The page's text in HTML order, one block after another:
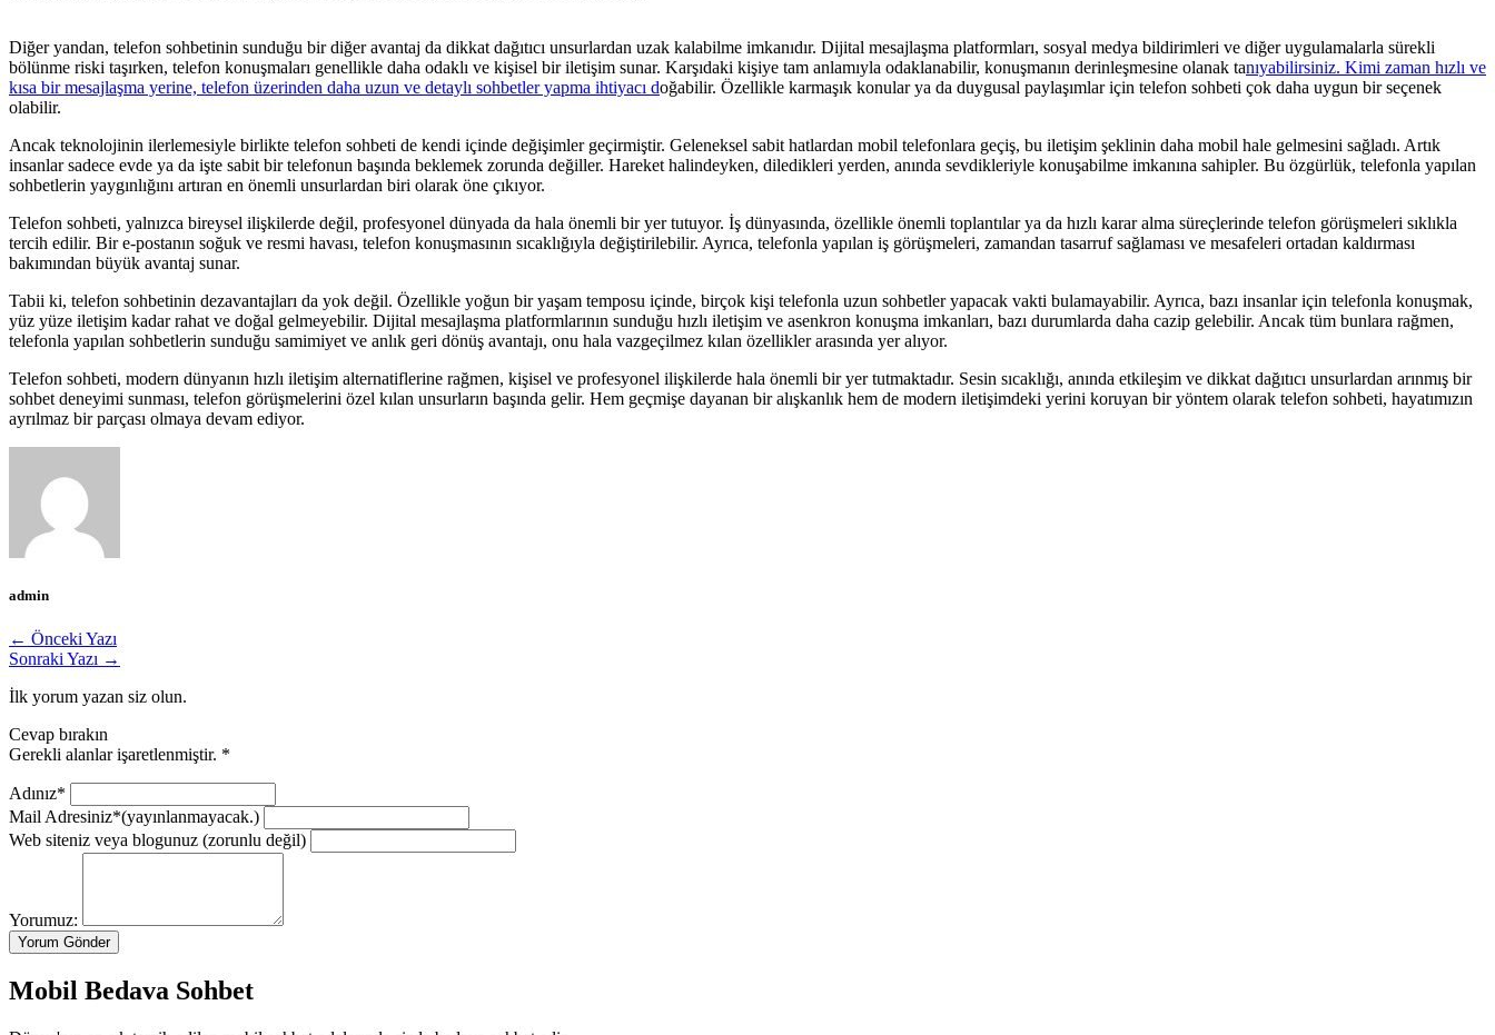
Diğer yandan, telefon sohbetinin sunduğu bir diğer avantaj da dikkat dağıtıcı unsurlardan uzak kalabilme imkanıdır. Dijital mesajlaşma platformları, sosyal medya bildirimleri ve diğer uygulamalarla sürekli
bölünme riski taşırken, telefon konuşmaları genellikle daha odaklı ve kişisel bir iletişim sunar. Karşıdaki kişiye tam anlamıyla odaklanabilir, konuşmanın derinleşmesine olanak tanıyabilirsiniz. Kimi zaman hızlı ve
kısa bir mesajlaşma yerine, telefon üzerinden daha uzun ve detaylı sohbetler yapma ihtiyacı doğabilir. Özellikle karmaşık konular ya da duygusal paylaşımlar için telefon sohbeti çok daha uygun bir seçenek
olabilir.
Ancak teknolojinin ilerlemesiyle birlikte telefon sohbeti de kendi içinde değişimler geçirmiştir. Geleneksel sabit hatlardan mobil telefonlara geçiş, bu iletişim şeklinin daha mobil hale gelmesini sağladı. Artık
insanlar sadece evde ya da işte sabit bir telefonun başında beklemek zorunda değiller. Hareket halindeyken, diledikleri yerden, anında sevdikleriyle konuşabilme imkanına sahipler. Bu özgürlük, telefonla yapılan
sohbetlerin yaygınlığını artıran en önemli unsurlardan biri olarak öne çıkıyor.
Telefon sohbeti, yalnızca bireysel ilişkilerde değil, profesyonel dünyada da hala önemli bir yer tutuyor. İş dünyasında, özellikle önemli toplantılar ya da hızlı karar alma süreçlerinde telefon görüşmeleri sıklıkla
tercih edilir. Bir e-postanın soğuk ve resmi havası, telefon konuşmasının sıcaklığıyla değiştirilebilir. Ayrıca, telefonla yapılan iş görüşmeleri, zamandan tasarruf sağlaması ve mesafeleri ortadan kaldırması
bakımından büyük avantaj sunar.
Tabii ki, telefon sohbetinin dezavantajları da yok değil. Özellikle yoğun bir yaşam temposu içinde, birçok kişi telefonla uzun sohbetler yapacak vakti bulamayabilir. Ayrıca, bazı insanlar için telefonla konuşmak,
yüz yüze iletişim kadar rahat ve doğal gelmeyebilir. Dijital mesajlaşma platformlarının sunduğu hızlı iletişim ve asenkron konuşma imkanları, bazı durumlarda daha cazip gelebilir. Ancak tüm bunlara rağmen,
telefonla yapılan sohbetlerin sunduğu samimiyet ve anlık geri dönüş avantajı, onu hala vazgeçilmez kılan özellikler arasında yer alıyor.
Telefon sohbeti, modern dünyanın hızlı iletişim alternatiflerine rağmen, kişisel ve profesyonel ilişkilerde hala önemli bir yer tutmaktadır. Sesin sıcaklığı, anında etkileşim ve dikkat dağıtıcı unsurlardan arınmış bir
sohbet deneyimi sunması, telefon görüşmelerini özel kılan unsurların başında gelir. Hem geçmişe dayanan bir alışkanlık hem de modern iletişimdeki yerini koruyan bir yöntem olarak telefon sohbeti, hayatımızın
ayrılmaz bir parçası olmaya devam ediyor.
admin
← Önceki Yazı
Sonraki Yazı →
İlk yorum yazan siz olun.
Cevap bırakın
Gerekli alanlar işaretlenmiştir. *
Adınız*
Mail Adresiniz*(yayınlanmayacak.)
Web siteniz veya blogunuz (zorunlu değil)
Yorumuz:
Mobil Bedava Sohbet